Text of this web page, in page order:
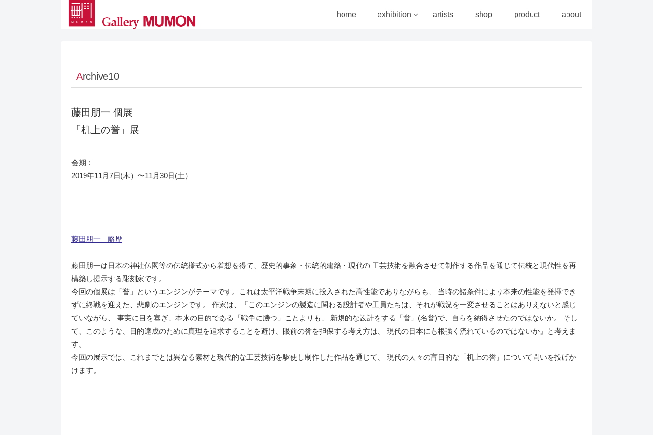
home exhibition artists shop product about
Archive10
藤田朋一 個展
「机上の誉」展
会期：
2019年11月7日(木）〜11月30日(土）
藤田朋一 略歴
藤田朋一は日本の神社仏閣等の伝統様式から着想を得て、歴史的事象・伝統的建築・現代の 工芸技術を融合させて制作する作品を通じて伝統と現代性を再
構築し提示する彫刻家です。
今回の個展は「誉」というエンジンがテーマです。これは太平洋戦争末期に投入された高性能でありながらも、 当時の諸条件により本来の性能を発揮でき
ずに終戦を迎えた、悲劇のエンジンです。 作家は、『このエンジンの製造に関わる設計者や工員たちは、それが戦況を一変させることはありえないと感じ
ていながら、 事実に目を塞ぎ、本来の目的である「戦争に勝つ」ことよりも、 新規的な設計をする「誉」(名誉)で、自らを納得させたのではないか。 そし
て、このような、目的達成のために真理を追求することを避け、眼前の誉を担保する考え方は、 現代の日本にも根強く流れているのではないか』と考えま
す。
今回の展示では、これまでとは異なる素材と現代的な工芸技術を駆使し制作した作品を通じて、 現代の人々の盲目的な「机上の誉」について問いを投げか
けます。